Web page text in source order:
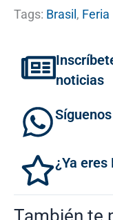
Tags: Brasil, Feria
noticias
¿Ya
También te